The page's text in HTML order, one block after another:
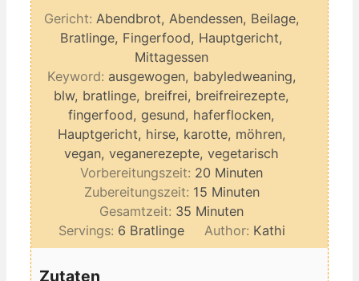
Gericht: Abendbrot, Abendessen, Beilage,
Bratlinge, Fingerfood, Hauptgericht,
Mittagessen
Keyword: ausgewogen, babyledweaning,
blw, bratlinge, breifrei, breifreirezepte,
fingerfood, gesund, haferflocken,
Hauptgericht, hirse, karotte, möhren,
vegan, veganerezepte, vegetarisch
Vorbereitungszeit: 20 Minuten
Minuten
Zubereitungszeit: 15Minuten
Minuten
Gesamtzeit: 35 Minuten
Minuten
Servings: 6 Bratlinge Author: Kathi
Zutaten